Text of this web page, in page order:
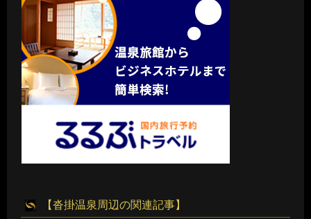
【沓掛温泉周辺の関連記事】